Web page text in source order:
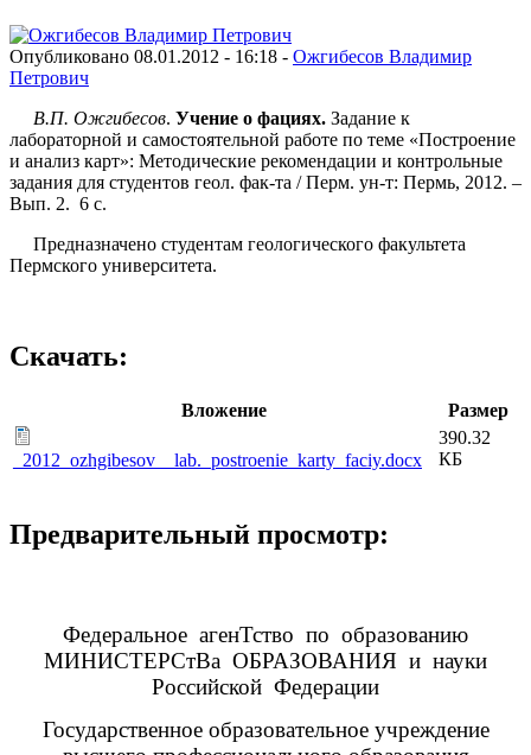
Опубликовано 08.01.2012 - 16:18 - Ожгибесов Владимир
Петрович
В.П. Ожгибесов. Учение о фациях. Задание к
лабораторной и самостоятельной работе по теме «Построение
и анализ карт»: Методические рекомендации и контрольные
задания для студентов геол. фак-та / Перм. ун-т: Пермь, 2012. –
Вып. 2. 6 с.
Предназначено студентам геологического факультета
Пермского университета.
Скачать:
Вложение Размер
_2012_ozhgibesov__lab._postroenie_karty_faciy.docx
390.32
КБ
Предварительный просмотр:
Федеральное агенТство по образованию
МИНИСТЕРСтВа ОБРАЗОВАНИЯ и науки
Российской Федерации
Государственное образовательное учреждение